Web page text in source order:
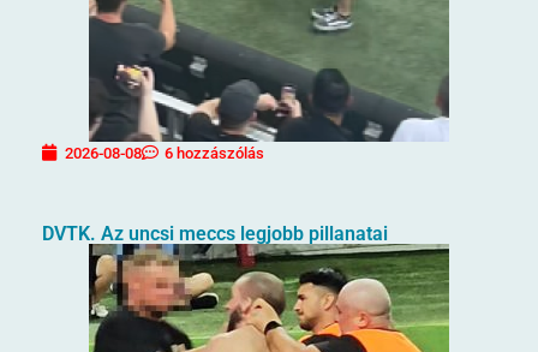
2026-08-08 6 hozzászólás
DVTK. Az uncsi meccs legjobb pillanatai